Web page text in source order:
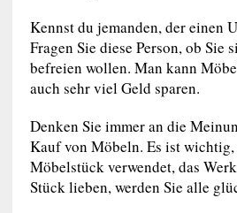
Kennst du jemanden, der einen
Fragen Sie diese Person, ob Sie
befreien wollen. Man kann
auch sehr viel Geld sparen.
Denken Sie immer an die
Kauf von Möbeln. Es ist wichtig,
Möbelstück verwendet, das
Stück lieben, werden Sie alle